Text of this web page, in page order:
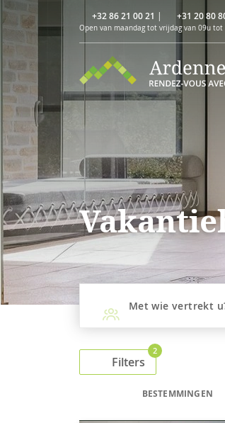
+32 86 21 00 21 | +31 20 80
Open van maandag tot vrijdag van 09u tot
Met wie vertrekt
Filters
2
BESTEMMINGEN